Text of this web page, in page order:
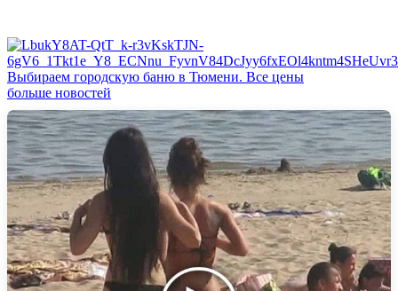
Выбираем городскую баню в Тюмени. Все цены
больше новостей